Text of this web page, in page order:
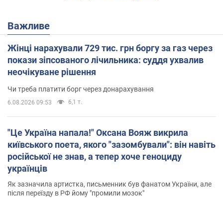
Важливе
Жінці нарахували 729 тис. грн боргу за газ через
покази зіпсованого лічильника: суддя ухвалив
неочікуване рішення
Чи треба платити борг через донарахування
6.08.2026 09:53 6,1 т.
"Це Україна напала!" Оксана Вояж викрила
київського поета, якого "зазомбували": він навіть
російської не знав, а тепер хоче геноциду
українців
Як зазначила артистка, письменник був фанатом України, але
після переїзду в РФ йому "промили мозок"